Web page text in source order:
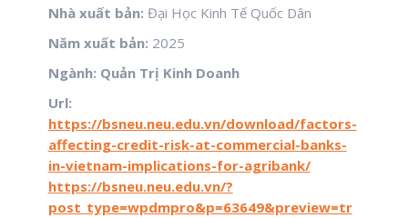
Nhà xuất bản: Đại Học Kinh Tế Quốc Dân
Năm xuất bản: 2025
Ngành: Quản Trị Kinh Doanh
Url:
https://bsneu.neu.edu.vn/download/factors-
affecting-credit-risk-at-commercial-banks-
in-vietnam-implications-for-agribank/
https://bsneu.neu.edu.vn/?
post_type=wpdmpro&p=63649&preview=tr